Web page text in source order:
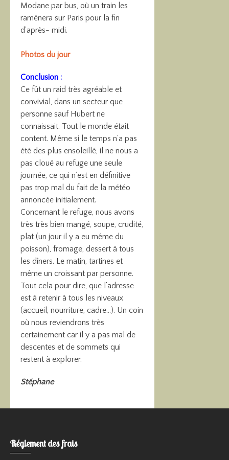
Modane par bus, où un train les
ramènera sur Paris pour la fin
d’après- midi.
Photos du jour
Conclusion :
Ce fût un raid très agréable et
convivial, dans un secteur que
personne sauf Hubert ne
connaissait. Tout le monde était
content. Même si le temps n’a pas
été des plus ensoleillé, il ne nous a
pas cloué au refuge une seule
journée, ce qui n’est en définitive
pas trop mal du fait de la météo
annoncée initialement.
Concernant le refuge, nous avons
très très bien mangé, soupe, crudité,
plat (un jour il y a eu même du
poisson), fromage, dessert à tous
les dîners. Le matin, tartines et
même un croissant par personne.
Tout cela pour dire, que l’adresse
est à retenir à tous les niveaux
(accueil, nourriture, cadre…). Un coin
où nous reviendrons très
certainement car il y a pas mal de
descentes et de sommets qui
restent à explorer.
Stéphane
Réglement des frais